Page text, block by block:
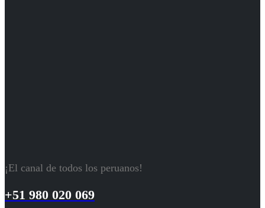
¡El canal de todos los peruanos!
+51 980 020 069